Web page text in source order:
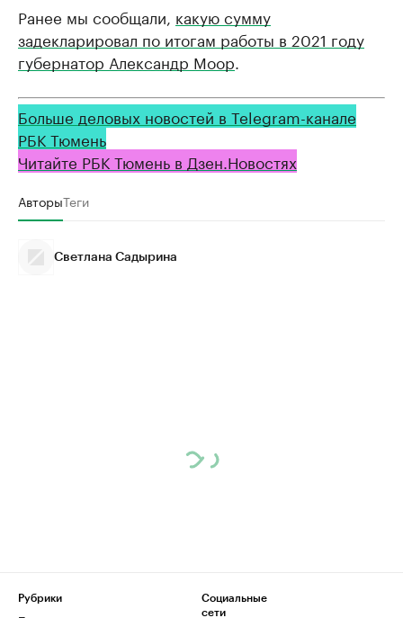
Ранее мы сообщали, какую сумму
задекларировал по итогам работы в 2021 году
губернатор Александр Моор.
Больше деловых новостей в Telegram-канале
РБК Тюмень
Читайте РБК Тюмень в Дзен.Новостях
АвторыТеги
Светлана Садырина
Рубрики
Социальные
сети